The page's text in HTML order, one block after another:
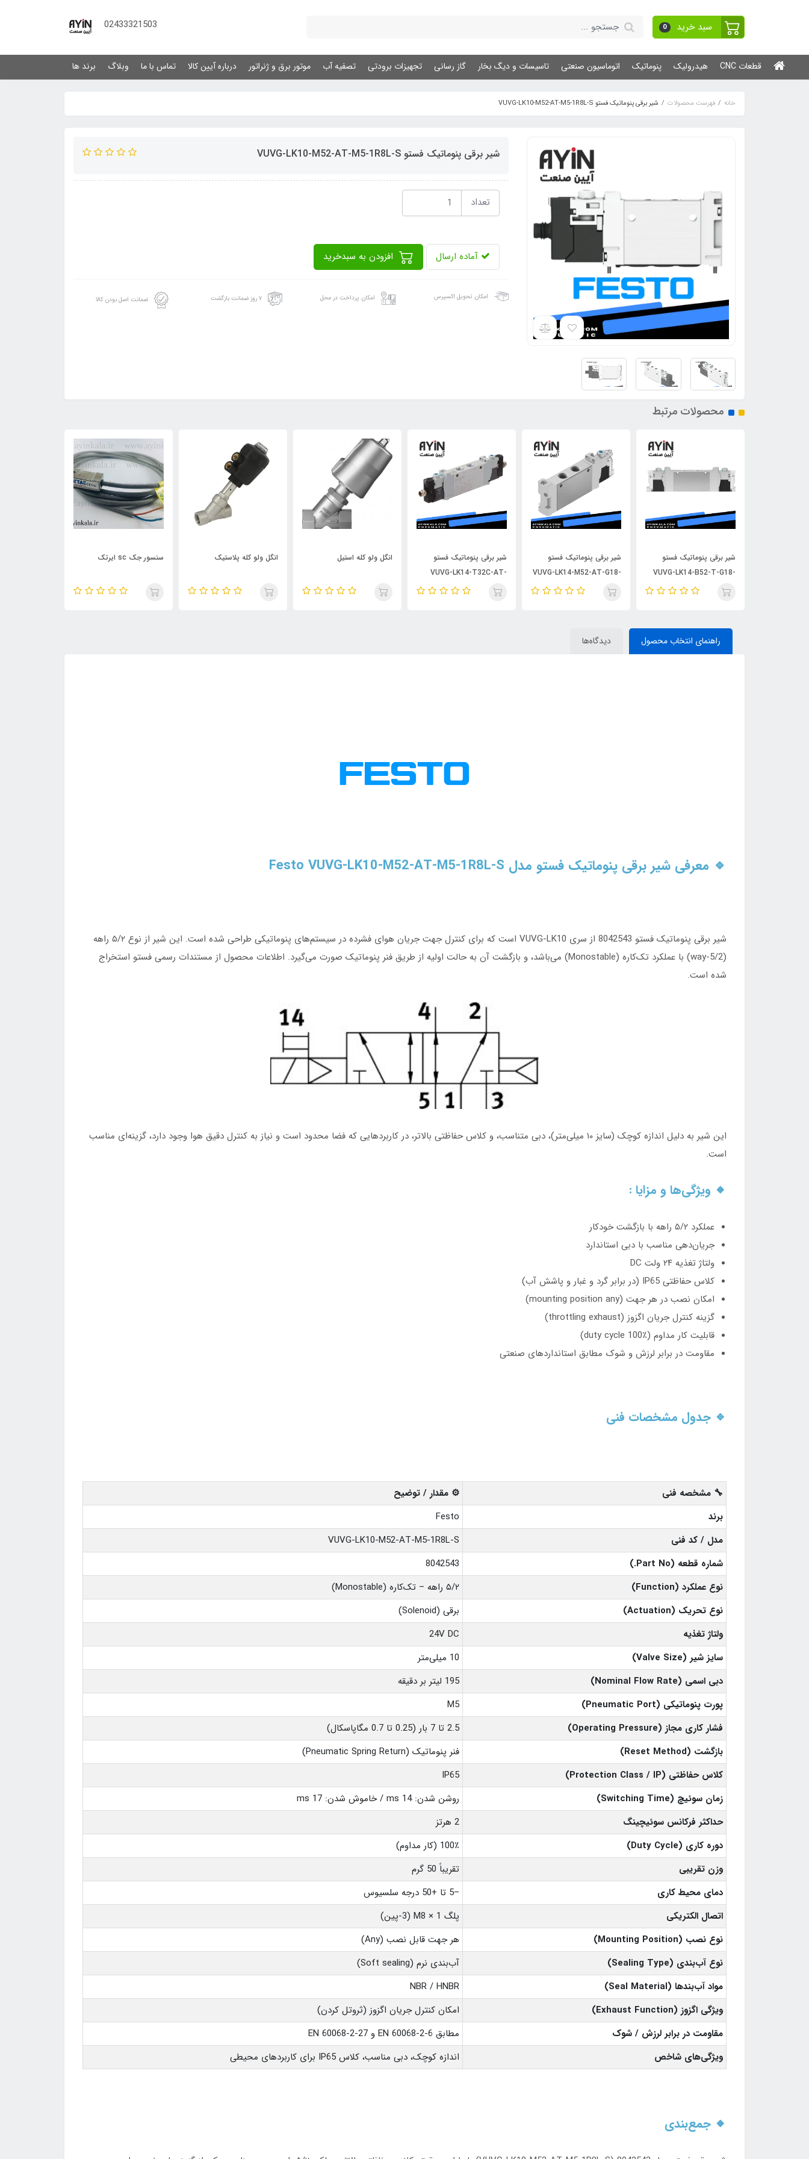
سبد خرید 0
02433321503
قطعات CNC هیدرولیک پنوماتیک اتوماسیون صنعتی تاسیسات و دیگ بخار گاز رسانی تجهیزات برودتی تصفیه آب موتور برق و ژنراتور درباره آیین کالا تماس با ما وبلاگ برند ها
خانه فهرست محصولات شیر برقی پنوماتیک فستو VUVG-LK10-M52-AT-M5-1R8L-S
شیر برقی پنوماتیک فستو VUVG-LK10-M52-AT-M5-1R8L-S
تعداد
آماده ارسال
امکان تحویل اکسپرس امکان پرداخت در محل ۷ روز ضمانت بازگشت ضمانت اصل بودن کالا
محصولات مرتبط
شیر برقی پنوماتیک فستو
VUVG-LK14-B52-T-G18-
1H2L-S
شیر برقی پنوماتیک فستو
VUVG-LK14-M52-AT-G18-
1H2L-S
شیر برقی پنوماتیک فستو
VUVG-LK14-T32C-AT-
G18-1H2L-S
انگل ولو کله استیل انگل ولو کله پلاستیک
سنسور جک sc ایرتک
راهنمای انتخاب محصول دیدگاه‌ها
🔹 معرفی شیر برقی پنوماتیک فستو مدل Festo VUVG-LK10-M52-AT-M5-1R8L-S
شیر برقی پنوماتیک فستو 8042543 از سری VUVG-LK10 است که برای کنترل جهت جریان هوای فشرده در سیستم‌های پنوماتیکی طراحی شده است. این شیر از نوع ۵/۲ راهه
(5/2-way) با عملکرد تک‌کاره (Monostable) می‌باشد، و بازگشت آن به حالت اولیه از طریق فنر پنوماتیک صورت می‌گیرد. اطلاعات محصول از مستندات رسمی فستو استخراج
شده است.
این شیر به دلیل اندازه کوچک (سایز ۱۰ میلی‌متر)، دبی متناسب، و کلاس حفاظتی بالاتر، در کاربردهایی که فضا محدود است و نیاز به کنترل دقیق هوا وجود دارد، گزینه‌ای مناسب
است.
🔸 ویژگی‌ها و مزایا :
عملکرد ۵/۲ راهه با بازگشت خودکار
جریان‌دهی مناسب با دبی استاندارد
ولتاژ تغذیه ۲۴ ولت DC
کلاس حفاظتی IP65 (در برابر گرد و غبار و پاشش آب)
امکان نصب در هر جهت (mounting position any)
گزینه کنترل جریان اگزوز (throttling exhaust)
قابلیت کار مداوم (duty cycle 100٪)
مقاومت در برابر لرزش و شوک مطابق استانداردهای صنعتی
🔹 جدول مشخصات فنی
🔧 مشخصه فنی
⚙️ مقدار / توضیح
برند
Festo
مدل / کد فنی
VUVG-LK10-M52-AT-M5-1R8L-S
شماره قطعه (Part No.)
8042543
نوع عملکرد (Function)
۵/۲ راهه – تک‌کاره (Monostable)
نوع تحریک (Actuation)
برقی (Solenoid)
ولتاژ تغذیه
24V DC
سایز شیر (Valve Size)
10 میلی‌متر
دبی اسمی (Nominal Flow Rate)
195 لیتر بر دقیقه
پورت پنوماتیکی (Pneumatic Port)
M5
فشار کاری مجاز (Operating Pressure)
2.5 تا 7 بار (0.25 تا 0.7 مگاپاسکال)
بازگشت (Reset Method)
فنر پنوماتیک (Pneumatic Spring Return)
کلاس حفاظتی (Protection Class / IP)
IP65
زمان سوئیچ (Switching Time)
روشن شدن: 14 ms / خاموش شدن: 17 ms
حداکثر فرکانس سوئیچینگ
2 هرتز
دوره کاری (Duty Cycle)
100٪ (کار مداوم)
وزن تقریبی
تقریباً 50 گرم
دمای محیط کاری
–5 تا +50 درجه سلسیوس
اتصال الکتریکی
پلگ M8 × 1 (3-پین)
نوع نصب (Mounting Position)
هر جهت قابل نصب (Any)
نوع آب‌بندی (Sealing Type)
آب‌بندی نرم (Soft sealing)
مواد آب‌بندها (Seal Material)
NBR / HNBR
ویژگی اگزوز (Exhaust Function)
امکان کنترل جریان اگزوز (ثروتل کردن)
مقاومت در برابر لرزش / شوک
مطابق EN 60068-2-6 و EN 60068-2-27
ویژگی‌های شاخص
اندازه کوچک، دبی مناسب، کلاس IP65 برای کاربردهای محیطی
🔸 جمع‌بندی